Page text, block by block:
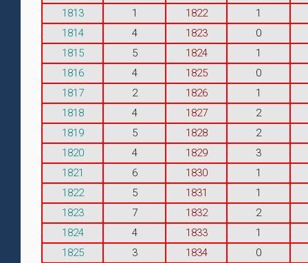
1813
1 1822
1
1814
4 1823
0
1815
5 1824
1
1816
4 1825
0
1817
2 1826
1
1818
4 1827
2
1819
5 1828
2
1820
4 1829
3
1821
6 1830
1
1822
5 1831
1
1823
7 1832
2
1824
4 1833
1
1825
3 1834
0